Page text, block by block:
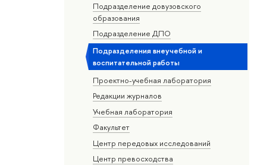
Подразделение довузовского
образования
Подразделение ДПО
Подразделения внеучебной и
воспитательной работы
Проектно-учебная лаборатория
Редакции журналов
Учебная лаборатория
Факультет
Центр передовых исследований
Центр превосходства